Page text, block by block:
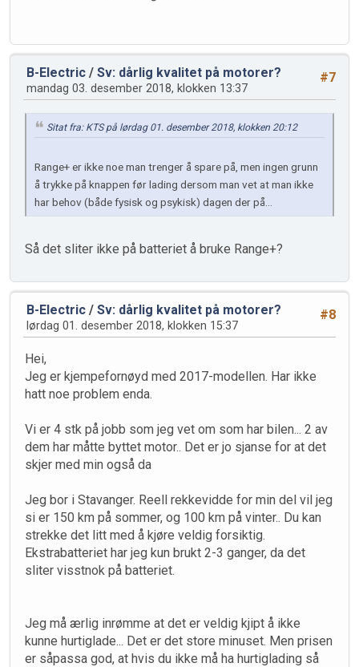
#7
B-Electric / Sv: dårlig kvalitet på motorer?
mandag 03. desember 2018, klokken 13:37
Sitat fra: KTS på lørdag 01. desember 2018, klokken 20:12
Range+ er ikke noe man trenger å spare på, men ingen grunn
å trykke på knappen før lading dersom man vet at man ikke
har behov (både fysisk og psykisk) dagen der på...
Så det sliter ikke på batteriet å bruke Range+?
#8
B-Electric / Sv: dårlig kvalitet på motorer?
lørdag 01. desember 2018, klokken 15:37
Hei,
Jeg er kjempefornøyd med 2017-modellen. Har ikke
hatt noe problem enda.
Vi er 4 stk på jobb som jeg vet om som har bilen... 2 av
dem har måtte byttet motor.. Det er jo sjanse for at det
skjer med min også da
Jeg bor i Stavanger. Reell rekkevidde for min del vil jeg
si er 150 km på sommer, og 100 km på vinter.. Du kan
strekke det litt med å kjøre veldig forsiktig.
Ekstrabatteriet har jeg kun brukt 2-3 ganger, da det
sliter visstnok på batteriet.
Jeg må ærlig inrømme at det er veldig kjipt å ikke
kunne hurtiglade... Det er det store minuset. Men prisen
er såpassa god, at hvis du ikke må ha hurtiglading så